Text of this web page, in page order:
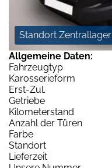
Standort Zentrallager
Allgemeine Daten:
Fahrzeugtyp
Karosserieform
Erst-Zul.
Getriebe
Kilometerstand
Anzahl der Türen
Farbe
Standort
Lieferzeit